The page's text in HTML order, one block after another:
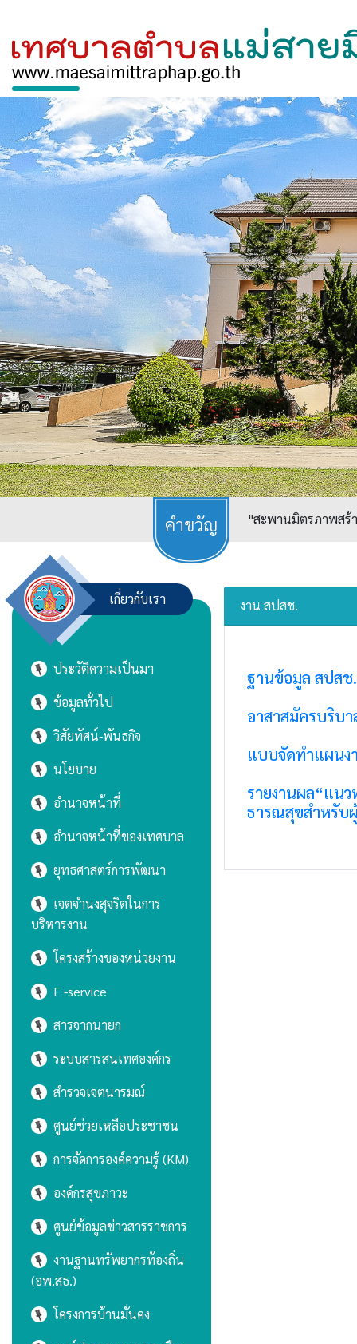
"สะพานมิตรภาพสร้
เกี่ยวกับเรา
ประวัติความเป็นมา
ข้อมูลทั่วไป
วิสัยทัศน์-พันธกิจ
นโยบาย
อำนาจหน้าที่
อำนาจหน้าที่ของเทศบาล
ยุทธศาสตร์การพัฒนา
เจตจำนงสุจริตในการ
บริหารงาน
โครงสร้างของหน่วยงาน
E -service
สารจากนายก
ระบบสารสนเทศองค์กร
สำรวจเจตนารมณ์
ศูนย์ช่วยเหลือประชาชน
การจัดการองค์ความรู้ (KM)
องค์กรสุขภาวะ
ศูนย์ข้อมูลข่าวสารราชการ
งานฐานทรัพยากรท้องถิ่น
(อพ.สธ.)
โครงการบ้านมั่นคง
งาน สปสช.
ฐานข้อมูล สปสช.
อาสาสมัครบริบ
แบบจัดทำแผนง
รายงานผล“แน
ธารณสุขสําหรับ